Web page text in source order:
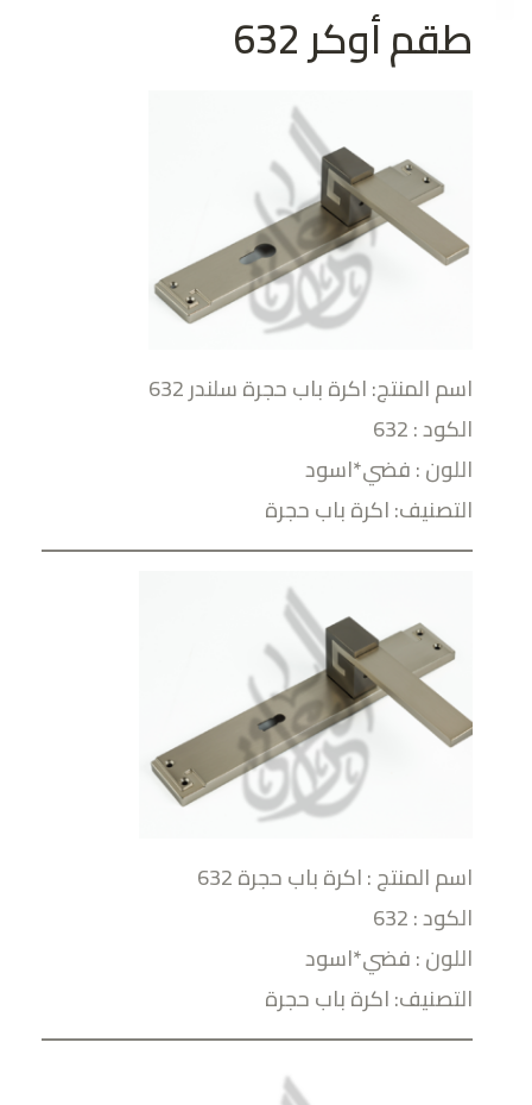
طقم أوكر 632
اسم المنتج: اكرة باب حجرة سلندر 632
الكود : 632
اللون : فضي*اسود
التصنيف: اكرة باب حجرة
اسم المنتج : اكرة باب حجرة 632
الكود : 632
اللون : فضي*اسود
التصنيف: اكرة باب حجرة